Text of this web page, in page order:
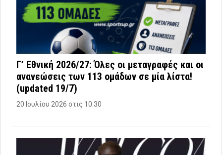
Γ’ Εθνική 2026/27: Όλες οι μεταγραφές και οι
ανανεώσεις των 113 ομάδων σε μία λίστα!
(updated 19/7)
20 Ιουλίου 2026 στις 10:30